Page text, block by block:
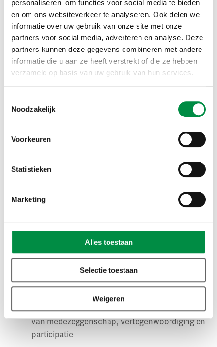
personaliseren, om functies voor social media te bieden
en om ons websiteverkeer te analyseren. Ook delen we
informatie over uw gebruik van onze site met onze
partners voor social media, adverteren en analyse. Deze
partners kunnen deze gegevens combineren met andere
informatie die u aan ze heeft verstrekt of die ze hebben
verzameld op basis van uw gebruik van hun services.
Noodzakelijk
Voorkeuren
Statistieken
Marketing
Alles toestaan
Selectie toestaan
Weigeren
medewerkers op sleutelposities van bestuur,
medezeggenschap en vakbonden
Aanleveren van tussentijdse rapportage aan
opdrachtgever
Opzetten en aansturen van focusgroep die in
gesprek met onze onderzoekers kritisch
richting en bijbehorend scenario, inclusief
aanbevelingen voor het versterken van de
Wat levert het op?
Toekomst voor medezeggenschap levert een
als uitkomst:
Een concreet advies voor een
toekomstscenario
Aanbevelingen vanuit onderzoek
Een dialoog binnen de organisatie op diverse
niveaus over de gewenste toekomstrichting
van medezeggenschap, vertegenwoordiging en
participatie